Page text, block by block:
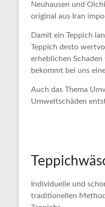
Neuhausen und
original aus Iran
Damit ein Teppich
Teppich desto
erheblichen
bekommt bei uns
Auch das Thema
Umweltschäden
Individuelle und
traditionellen